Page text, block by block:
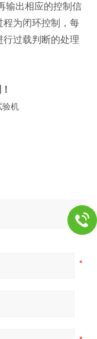
输出相应的控制信
程为闭环控制，每
行过载判断的处理